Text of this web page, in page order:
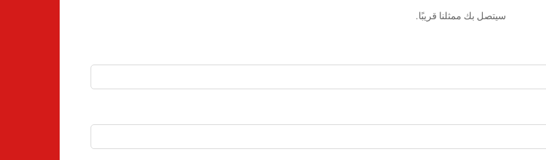
سيتصل بك ممثلنا قريبًا.